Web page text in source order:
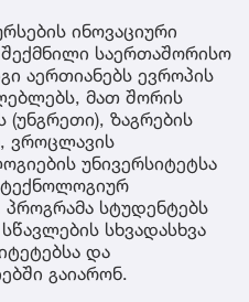
ინოვაციური
საერთაშორისო
აერთიანებს ევროპის
მათ შორის
(უნგრეთი), ზაგრების
ვროცლავის
უნივერსიტეტსა
სტუდენტებს
სხვადასხვა
და
გაიარონ.